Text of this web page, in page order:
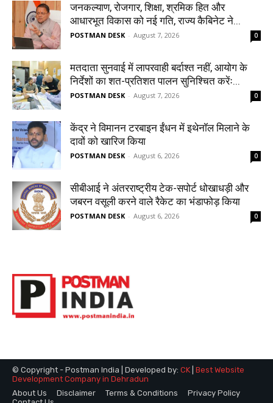
© Copyright - Postman India | Developed by: CK Best Website
Development Company in Dehradun
About Us
Disclaimer Terms & Conditions
Privacy Policy